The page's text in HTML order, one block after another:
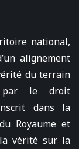
national,
alignement
du terrain
par le droit
dans la
Royaume et
vérité sur la